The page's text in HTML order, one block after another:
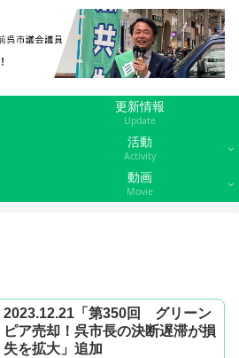
更新情報
Update
活動
Activity
動画
Movie
2023.12.21「第350回 グリーン
ピア売却！呉市長の決断遅滞が損
失を拡大」追加